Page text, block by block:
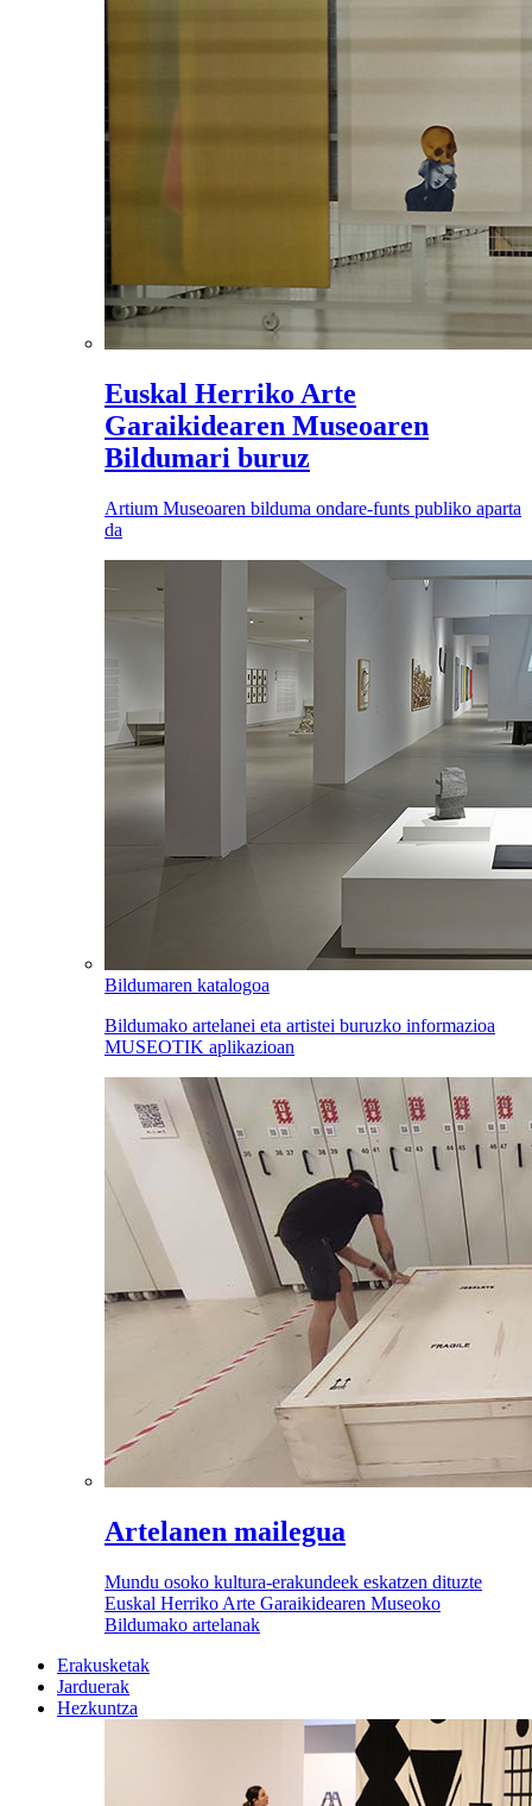
Euskal Herriko Arte
Garaikidearen Museoaren
Bildumari buruz
Artium Museoaren bilduma ondare-funts publiko aparta
da
Bildumaren katalogoa
Bildumako artelanei eta artistei buruzko informazioa
MUSEOTIK aplikazioan
Artelanen mailegua
Mundu osoko kultura-erakundeek eskatzen dituzte
Euskal Herriko Arte Garaikidearen Museoko
Bildumako artelanak
Erakusketak
Jarduerak
Hezkuntza